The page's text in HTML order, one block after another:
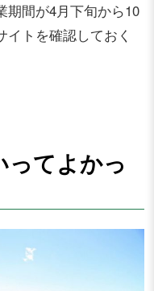
期間が4月下旬から10
トを確認しておく
ってよかっ